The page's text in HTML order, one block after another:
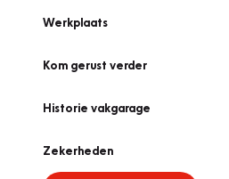
Werkplaats
Kom gerust verder
Historie vakgarage
Zekerheden